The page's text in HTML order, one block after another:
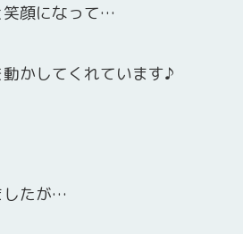
笑顔になって…
かしてくれています♪
したが…